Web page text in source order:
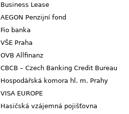
Business Lease
AEGON Penzijní fond
Fio banka
VŠE Praha
OVB Allfinanz
CBCB – Czech Banking Credit Bureau
Hospodářská komora hl. m. Prahy
VISA EUROPE
Hasičská vzájemná pojišťovna